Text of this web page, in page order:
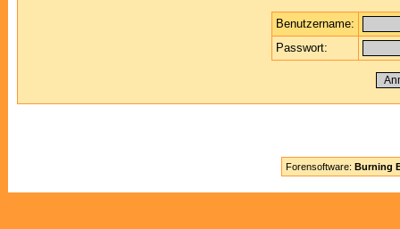
Benutzername:
Passwort:
Forensoftware: Burning